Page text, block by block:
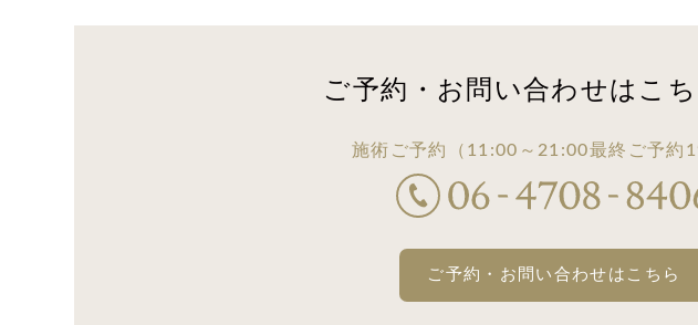
ご予約・お問い合わせはこ
施術ご予約 （11:00～21:00最終ご予約
ご予約・お問い合わせはこちら